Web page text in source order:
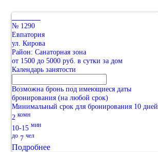
№ 1290
Евпатория
ул. Кирова
Район: Санаторная зона
от 1500 до 5000 руб. в сутки за дом
Календарь занятости
Возможна бронь под имеющиеся даты
бронирования (на любой срок)
Минимальный срок для бронирования 10 дней
2 комн
10-15 мин
до 7 чел
Подробнее